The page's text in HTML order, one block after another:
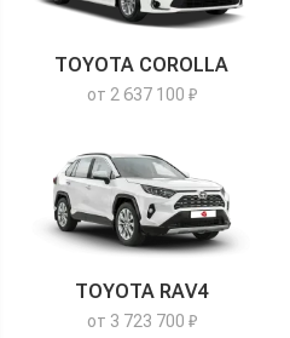
TOYOTA COROLLA
от 2 637 100 ₽
TOYOTA RAV4
от 3 723 700 ₽